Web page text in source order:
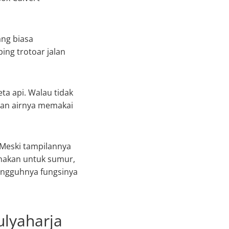
biasa
trotoar jalan
api. Walau tidak
airnya memakai
tampilannya
untuk sumur,
fungsinya